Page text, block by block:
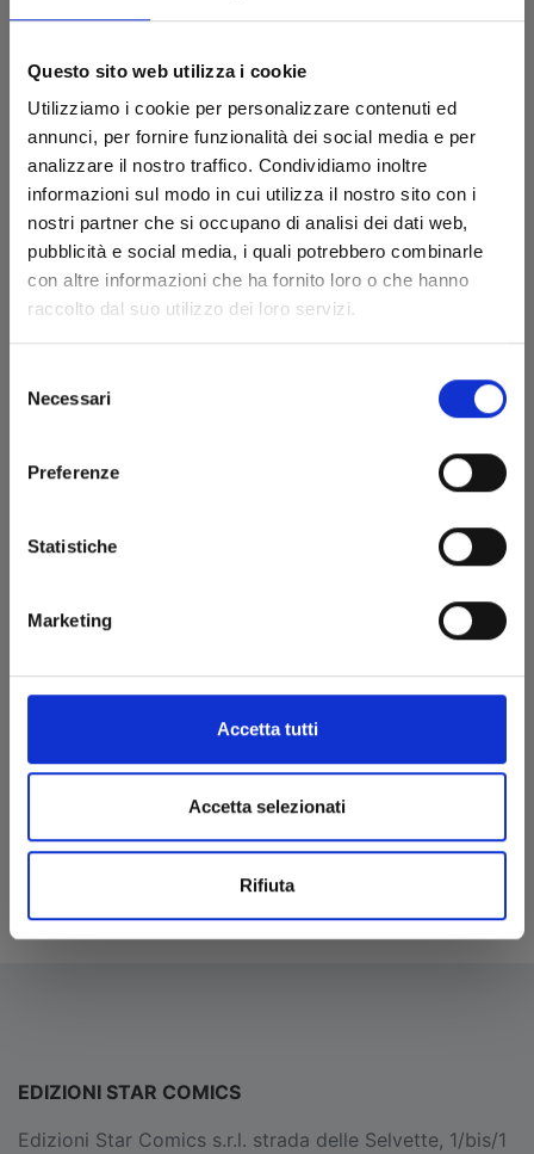
Questo sito web utilizza i cookie
Utilizziamo i cookie per personalizzare contenuti ed
annunci, per fornire funzionalità dei social media e per
analizzare il nostro traffico. Condividiamo inoltre
informazioni sul modo in cui utilizza il nostro sito con i
nostri partner che si occupano di analisi dei dati web,
pubblicità e social media, i quali potrebbero combinarle
con altre informazioni che ha fornito loro o che hanno
raccolto dal suo utilizzo dei loro servizi.
delNecessari
Preferenze
Statistiche
Marketing
Accetta tutti
Accetta selezionati
Rifiuta
SUPER DRAGON BALL HEROES - MISSIONE
NELL’OSCURO MONDO DEMONIACO n. 2
23/06/2021
€ 5,50
SUPER DRAGON BALL HEROES - MISSIONE
NELL’OSCURO MONDO DEMONIACO n. 1
EDIZIONI STAR COMICS
Edizioni Star Comics s.r.l. strada delle Selvette, 1/bis/1